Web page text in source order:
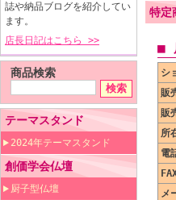
誌や納品ブログを紹介してい
ます。
店長日記はこちら >>
商品検索
テーマスタンド
2024年テーマスタンド
創価学会仏壇
厨子型仏壇
特定
■
シ
販
販
所
電
メ